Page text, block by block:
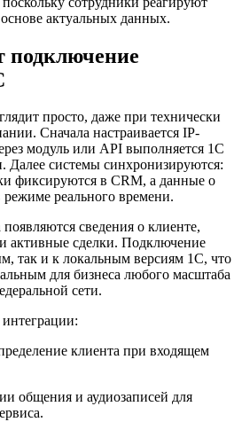
актуальных данных.
подключение
просто, даже при технически
Сначала настраивается IP-
модуль или API выполняется 1С
Далее системы синхронизируются:
фиксируются в CRM, а данные о
реального времени.
сведения о клиенте,
активные сделки. Подключение
так и к локальным версиям 1С, что
для бизнеса любого масштаба
сети.
клиента при входящем
общения и аудиозаписей для